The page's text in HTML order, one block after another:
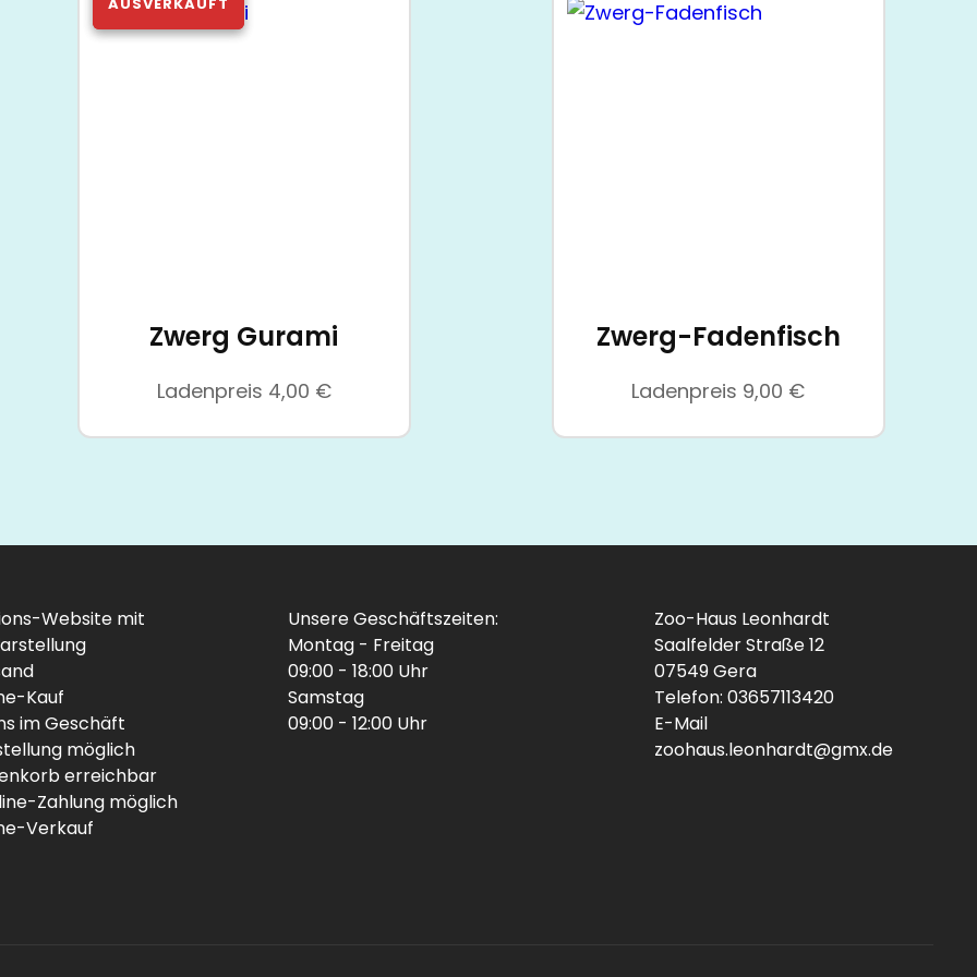
Zwerg Gurami
Ladenpreis 4,00 €
Zwerg-Fadenfisch
Ladenpreis 9,00 €
Website mit
Kauf
im Geschäft
möglich
erreichbar
Zahlung möglich
Verkauf
Unsere Geschäftszeiten:
Montag - Freitag
09:00 - 18:00 Uhr
Samstag
09:00 - 12:00 Uhr
Zoo-Haus Leonhardt
Saalfelder Straße 12
07549 Gera
Telefon: 03657113420
E-Mail
zoohaus.leonhardt@gmx.de